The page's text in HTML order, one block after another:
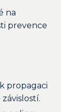
na
prevence
propagaci